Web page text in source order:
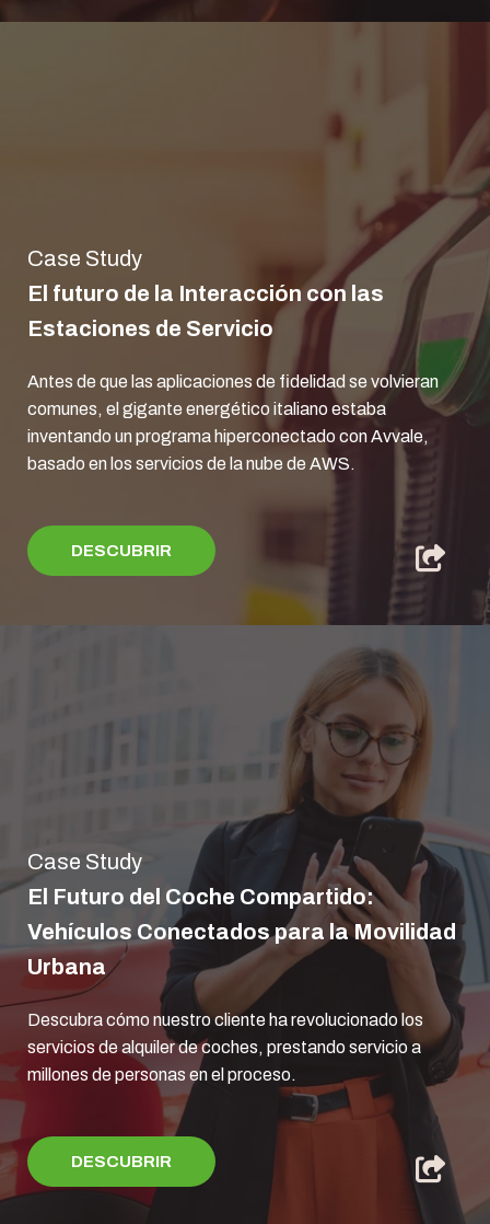
Case Study
El futuro de la Interacción con las
Estaciones de Servicio
Antes de que las aplicaciones de fidelidad se volvieran
comunes, el gigante energético italiano estaba
inventando un programa hiperconectado con Avvale,
basado en los servicios de la nube de AWS.
DESCUBRIR
Case Study
El Futuro del Coche Compartido:
Vehículos Conectados para la Movilidad
Urbana
Descubra cómo nuestro cliente ha revolucionado los
servicios de alquiler de coches, prestando servicio a
millones de personas en el proceso.
DESCUBRIR